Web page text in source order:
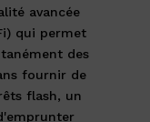
avancée
qui permet
des
fournir de
flash, un